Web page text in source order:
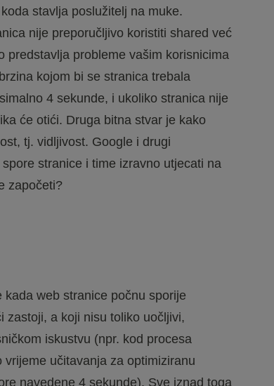
stavlja poslužitelj na muke.
nije preporučljivo koristiti shared već
predstavlja probleme vašim korisnicima
kojom bi se stranica trebala
4 sekunde, i ukoliko stranica nije
će otići. Druga bitna stvar je kako
tj. vidljivost. Google i drugi
stranice i time izravno utjecati na
započeti?
web stranice počnu sporije
zastoji, a koji nisu toliko uočljivi,
iskustvu (npr. kod procesa
učitavanja za optimiziranu
navedene 4 sekunde). Sve iznad toga